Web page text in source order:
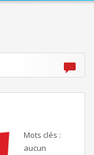
Mots clés :
aucun